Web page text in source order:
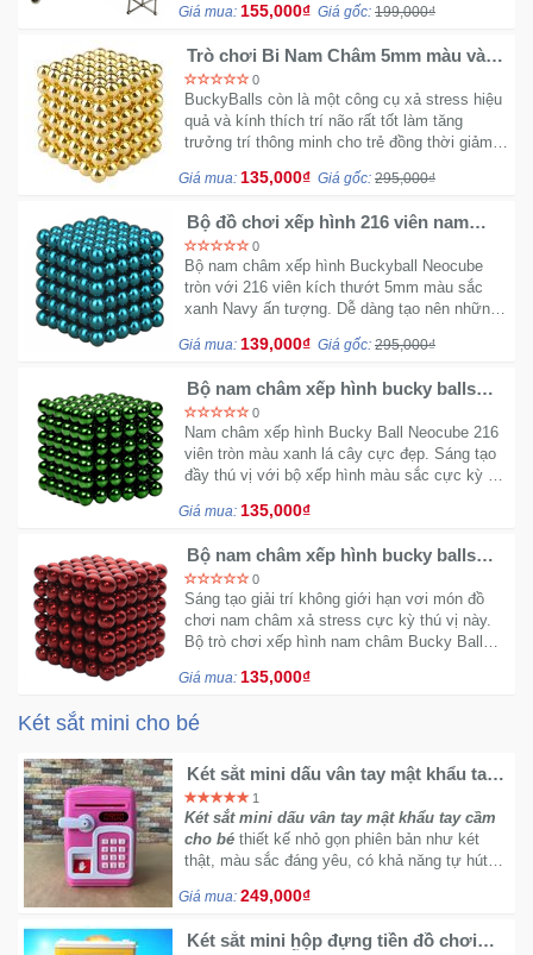
Giá mua: 155,000₫ Giá gốc: 199,000₫
Trò chơi Bi Nam Châm 5mm màu vàng
Gold 216 Viên Bucky Balls
0
BuckyBalls còn là một công cụ xả stress hiệu
quả và kính thích trí não rất tốt làm tăng
trưởng trí thông minh cho trẻ đồng thời giảm
viên gold vàng cực sang.
Giá mua: 135,000₫ Giá gốc: 295,000₫
Bộ đồ chơi xếp hình 216 viên nam
châm thông minh Magic Buckyballs
tròn - nam châm ảo thuật (Xanh Navy)
0
Bộ nam châm xếp hình Buckyball Neocube
tròn với 216 viên kích thướt 5mm màu sắc
xanh Navy ấn tượng. Dễ dàng tạo nên những
Giá mua: 139,000₫ Giá gốc: 295,000₫
Bộ nam châm xếp hình bucky balls
5mm 216 viên màu xanh lá cây
0
Nam châm xếp hình Bucky Ball Neocube 216
viên tròn màu xanh lá cây cực đẹp. Sáng tạo
đầy thú vị với bộ xếp hình màu sắc cực kỳ ấn
Giá mua: 135,000₫
Bộ nam châm xếp hình bucky balls
5mm 216 viên màu đỏ
0
Sáng tạo giải trí không giới hạn vơi món đồ
chơi nam châm xả stress cực kỳ thú vị này.
Bộ trò chơi xếp hình nam châm Bucky Ball
Giá mua: 135,000₫
Két sắt mini cho bé
Két sắt mini dấu vân tay mật khẩu tay
cầm
1
Két sắt mini dấu vân tay mật khẩu tay cầm
cho bé thiết kế nhỏ gọn phiên bản như két
thật, màu sắc đáng yêu, có khả năng tự hút
Giá mua: 249,000₫
Két sắt mini hộp đựng tiền đồ chơi